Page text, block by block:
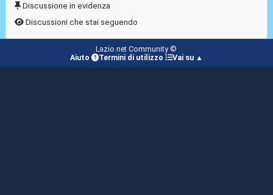
Discussione in evidenza
Discussioni che stai seguendo
Lazio.net Community ©
Aiuto
Termini di utilizzo Vai su ▲